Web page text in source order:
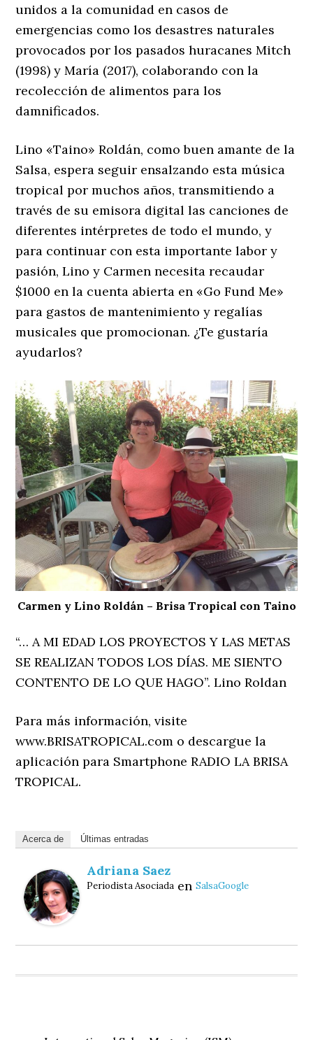
unidos a la comunidad en casos de
emergencias como los desastres naturales
provocados por los pasados ​​huracanes Mitch
(1998) y María (2017), colaborando con la
recolección de alimentos para los
damnificados.
Lino «Taino» Roldán, como buen amante de la
Salsa, espera seguir ensalzando esta música
tropical por muchos años, transmitiendo a
través de su emisora ​​digital las canciones de
diferentes intérpretes de todo el mundo, y
para continuar con esta importante labor y
pasión, Lino y Carmen necesita recaudar
$1000 en la cuenta abierta en «Go Fund Me»
para gastos de mantenimiento y regalías
musicales que promocionan. ¿Te gustaría
ayudarlos?
Carmen y Lino Roldán – Brisa Tropical con Taino
“… A MI EDAD LOS PROYECTOS Y LAS METAS
SE REALIZAN TODOS LOS DÍAS. ME SIENTO
CONTENTO DE LO QUE HAGO”. Lino Roldan
Para más información, visite
www.BRISATROPICAL.com o descargue la
aplicación para Smartphone RADIO LA BRISA
TROPICAL.
Acerca de Últimas entradas
Adriana Saez
Periodista Asociada enSalsaGoogle